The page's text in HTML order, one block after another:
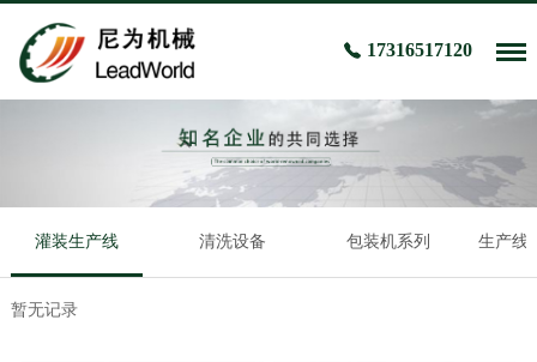
17316517120
灌装生产线 清洗设备 包装机系列 生产线
暂无记录